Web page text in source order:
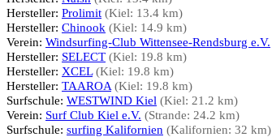
Hersteller: Prolimit (Kiel: 13.4 km)
Hersteller: Chinook (Kiel: 14.9 km)
Verein: Windsurfing-Club Wittensee-Rendsburg e.V.
Hersteller: SELECT (Kiel: 19.8 km)
Hersteller: XCEL (Kiel: 19.8 km)
Hersteller: TAAROA (Kiel: 19.8 km)
Surfschule: WESTWIND Kiel (Kiel: 21.2 km)
Verein: Surf Club Kiel e.V. (Strande: 24.2 km)
Surfschule: surfing Kalifornien (Kalifornien: 32 km)